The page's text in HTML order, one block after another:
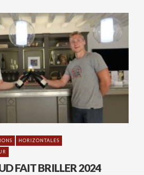
HORIZONTALES
FAIT BRILLER 2024